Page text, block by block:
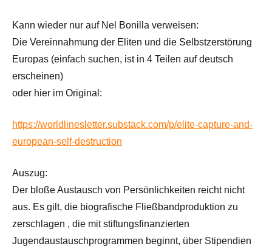
Kann wieder nur auf Nel Bonilla verweisen:
Die Vereinnahmung der Eliten und die Selbstzerstörung
Europas (einfach suchen, ist in 4 Teilen auf deutsch
erscheinen)
oder hier im Original:
https://worldlinesletter.substack.com/p/elite-capture-and-
european-self-destruction
Auszug:
Der bloße Austausch von Persönlichkeiten reicht nicht
aus. Es gilt, die biografische Fließbandproduktion zu
zerschlagen , die mit stiftungsfinanzierten
Jugendaustauschprogrammen beginnt, über Stipendien